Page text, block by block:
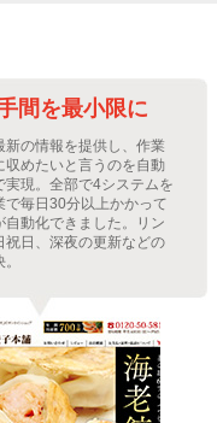
間を最小限に
新の情報を提供し、作業
収めたいと言うのを自動
実現。全部で4システムを
で毎日30分以上かかって
自動化できました。リン
祝日、深夜の更新などの